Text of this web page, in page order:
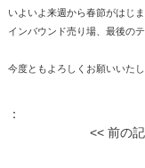
いよいよ来週から春節がはじま
インバウンド売り場、最後の
今度ともよろしくお願いいたし
：
<< 前の